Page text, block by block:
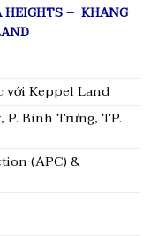
– KHANG
Keppel Land
P. Bình Trưng, TP.
(APC) &